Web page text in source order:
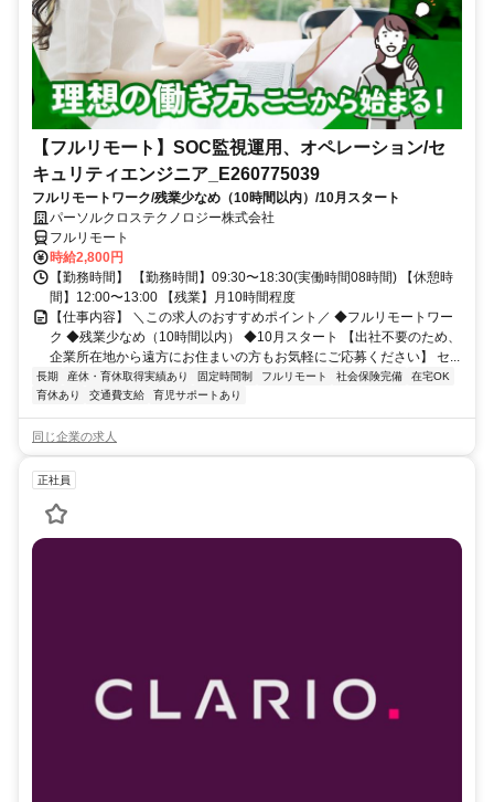
【フルリモート】SOC監視運用、オペレーション/セ
キュリティエンジニア_E260775039
フルリモートワーク/残業少なめ（10時間以内）/10月スタート
パーソルクロステクノロジー株式会社
フルリモート
時給2,800円
【勤務時間】 【勤務時間】09:30〜18:30(実働時間08時間) 【休憩時
間】12:00〜13:00 【残業】月10時間程度
【仕事内容】 ＼この求人のおすすめポイント／ ◆フルリモートワー
ク ◆残業少なめ（10時間以内） ◆10月スタート 【出社不要のため、
企業所在地から遠方にお住まいの方もお気軽にご応募ください】 セ...
長期 産休・育休取得実績あり 固定時間制 フルリモート 社会保険完備
在宅OK
育休あり
交通費支給 育児サポートあり
同じ企業の求人
正社員